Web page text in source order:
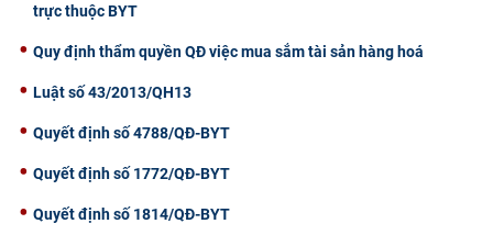
trực thuộc BYT
Quy định thẩm quyền QĐ việc mua sắm tài sản hàng hoá
Luật số 43/2013/QH13
Quyết định số 4788/QĐ-BYT
Quyết định số 1772/QĐ-BYT
Quyết định số 1814/QĐ-BYT